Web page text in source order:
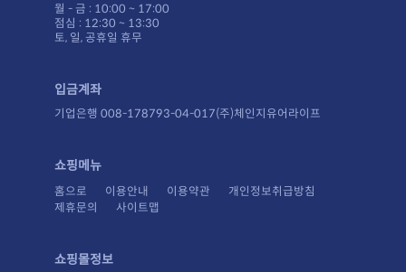
월 - 금 : 10:00 ~ 17:00
점심 : 12:30 ~ 13:30
토, 일, 공휴일 휴무
입금계좌
기업은행 008-178793-04-017(주)체인지유어라이프
쇼핑메뉴
홈으로 이용안내 이용약관
개인정보취급방침
제휴문의
사이트맵
쇼핑몰정보